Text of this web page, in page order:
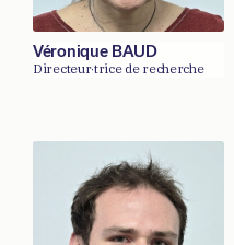
Véronique BAUD
Directeur·trice de recherche